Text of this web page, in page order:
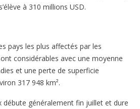
à 310 millions USD.
pays les plus affectés par les
considérables avec une moyenne
et une perte de superficie
317 948 km².
débute généralement fin juillet et dure